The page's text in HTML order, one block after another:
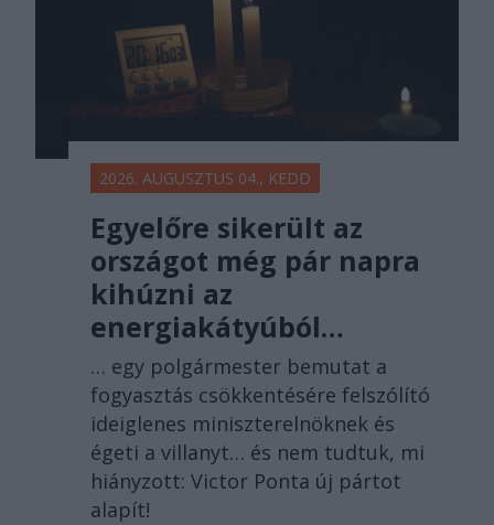
2026. AUGUSZTUS 04., KEDD
Egyelőre sikerült az
országot még pár napra
kihúzni az
energiakátyúból…
… egy polgármester bemutat a
fogyasztás csökkentésére felszólító
ideiglenes miniszterelnöknek és
égeti a villanyt… és nem tudtuk, mi
hiányzott: Victor Ponta új pártot
alapít!